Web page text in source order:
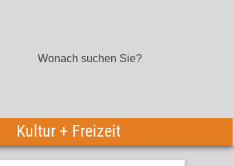
Kultur + Freizeit